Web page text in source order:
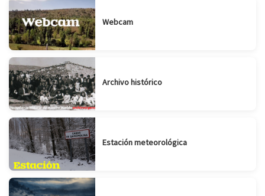
Webcam
Archivo histórico
Estación meteorológica